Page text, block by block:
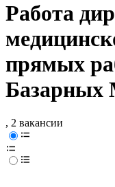
Работа
прямых
Базарных
, 2 вакансии